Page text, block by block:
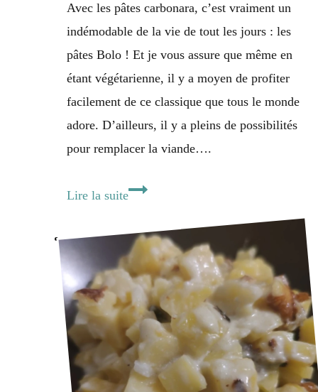
Avec les pâtes carbonara, c’est vraiment un
indémodable de la vie de tout les jours : les
pâtes Bolo ! Et je vous assure que même en
étant végétarienne, il y a moyen de profiter
facilement de ce classique que tous le monde
adore. D’ailleurs, il y a pleins de possibilités
pour remplacer la viande….
Lire la suitePâte
végétarienne
du
tonnerre
!
⚡